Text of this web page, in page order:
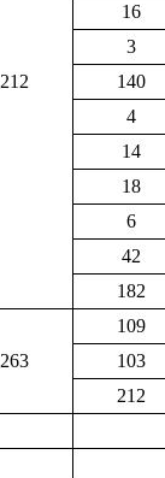
212
16
3
140
4
14
18
6
42
182
263
109
103
212